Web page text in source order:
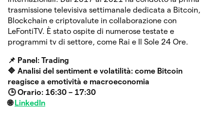
trasmissione televisiva settimanale dedicata a Bitcoin,
Blockchain e criptovalute in collaborazione con
LeFontiTV. È stato ospite di numerose testate e
programmi tv di settore, come Rai e Il Sole 24 Ore.
📌 Panel: Trading
🔷 Analisi del sentiment e volatilità: come Bitcoin
reagisce a emotività e macroeconomia
🕒 Orario: 16:30 – 17:30
🌐 LinkedIn